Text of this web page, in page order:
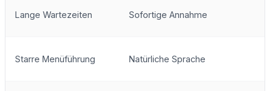
Lange Wartezeiten Sofortige Annahme
Starre Menüführung Natürliche Sprache